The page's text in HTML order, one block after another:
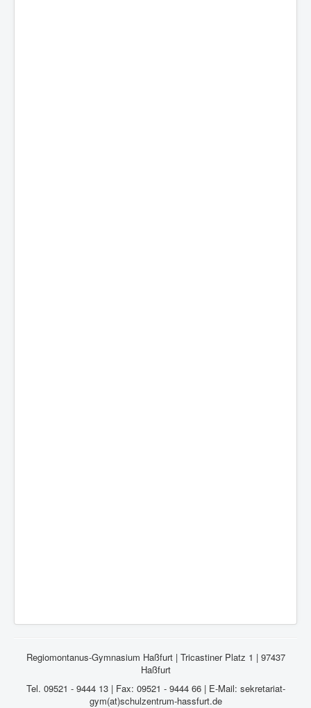
Regiomontanus-Gymnasium Haßfurt | Tricastiner Platz 1 | 97437
Haßfurt
Tel. 09521 - 9444 13 | Fax: 09521 - 9444 66 | E-Mail: sekretariat-
gym(at)schulzentrum-hassfurt.de